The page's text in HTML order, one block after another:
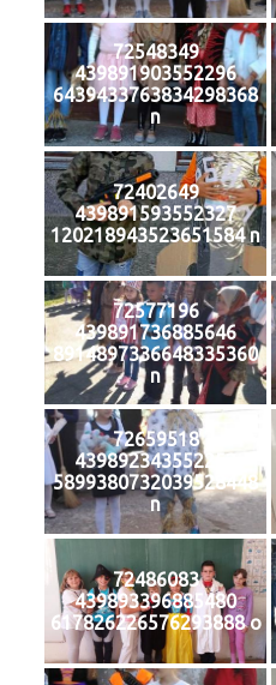
72548349
439891903552296
6439433763834298368
n
72402649
439891593552327
120218943523651584 n
72577196
439891736885646
8914897336648335360
n
72659518
439892343552252
5899380732039528448
n
72486083
439893396885480
617826226576293888 o